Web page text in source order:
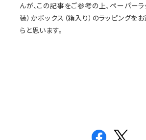
んが、この記事をご参考の上、ペーパーラ
装）かボックス（箱入り）のラッピングを
らと思います。